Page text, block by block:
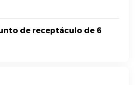
de receptáculo de 6